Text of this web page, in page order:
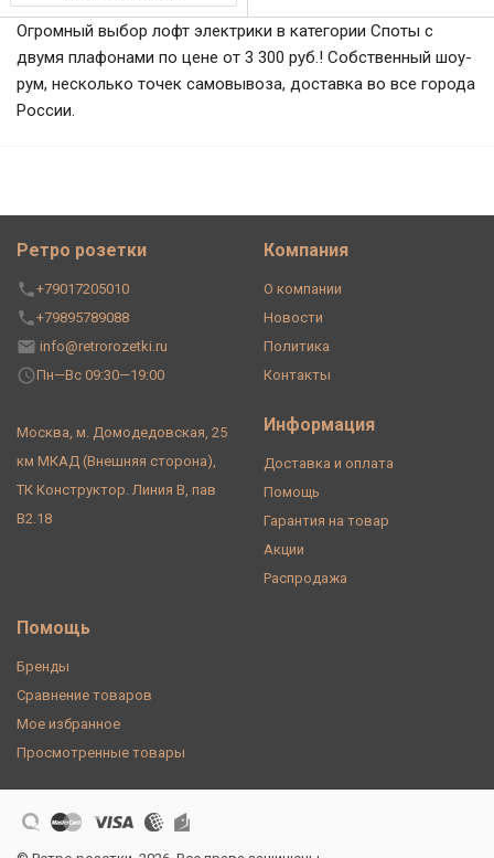
Огромный выбор лофт электрики в категории Споты с
двумя плафонами по цене от 3 300 руб.! Собственный шоу-
рум, несколько точек самовывоза, доставка во все города
России.
Ретро розетки
+79017205010
+79895789088
info@retrorozetki.ru
Пн—Вс 09:30—19:00
Москва, м. Домодедовская, 25
км МКАД (Внешняя сторона),
ТК Конструктор. Линия В, пав
В2.18
Компания
О компании
Новости
Политика
Контакты
Информация
Доставка и оплата
Помощь
Гарантия на товар
Акции
Распродажа
Помощь
Бренды
Сравнение товаров
Мое избранное
Просмотренные товары